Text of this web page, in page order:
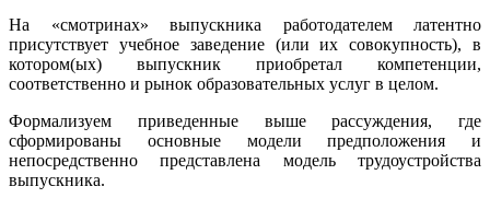
На «смотринах» выпускника работодателем латентно
присутствует учебное заведение (или их совокупность), в
котором(ых) выпускник приобретал компетенции,
соответственно и рынок образовательных услуг в целом.
Формализуем приведенные выше рассуждения, где
сформированы основные модели предположения и
непосредственно представлена модель трудоустройства
выпускника.